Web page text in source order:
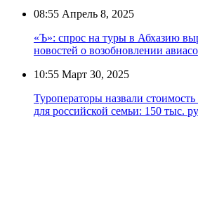
08:55 Апрель 8, 2025
«Ъ»: спрос на туры в Абхазию
новостей о возобновлении
10:55 Март 30, 2025
Туроператоры назвали
для российской семьи: 150 тыс.